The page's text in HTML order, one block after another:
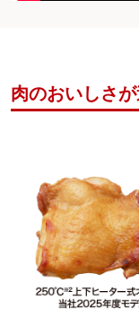
肉のおいしさが